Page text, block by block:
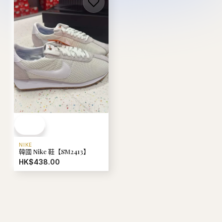
NIKE
韓國 Nike 鞋【SM2413】
HK$438.00